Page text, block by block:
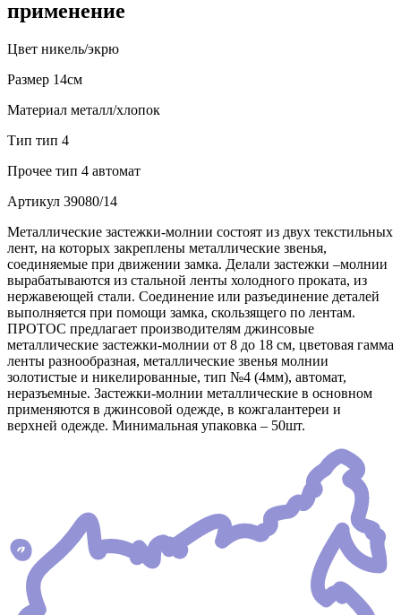
применение
Цвет никель/экрю
Размер 14см
Материал металл/хлопок
Тип тип 4
Прочее тип 4 автомат
Артикул 39080/14
Металлические застежки-молнии состоят из двух текстильных
лент, на которых закреплены металлические звенья,
соединяемые при движении замка. Делали застежки –молнии
вырабатываются из стальной ленты холодного проката, из
нержавеющей стали. Соединение или разъединение деталей
выполняется при помощи замка, скользящего по лентам.
ПРОТОС предлагает производителям джинсовые
металлические застежки-молнии от 8 до 18 см, цветовая гамма
ленты разнообразная, металлические звенья молнии
золотистые и никелированные, тип №4 (4мм), автомат,
неразъемные. Застежки-молнии металлические в основном
применяются в джинсовой одежде, в кожгалантереи и
верхней одежде. Минимальная упаковка – 50шт.